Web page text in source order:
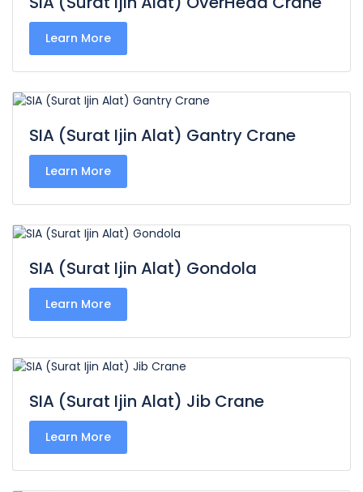
Learn More
SIA (Surat Ijin Alat) Gantry Crane
Learn More
SIA (Surat Ijin Alat) Gondola
Learn More
SIA (Surat Ijin Alat) Jib Crane
Learn More